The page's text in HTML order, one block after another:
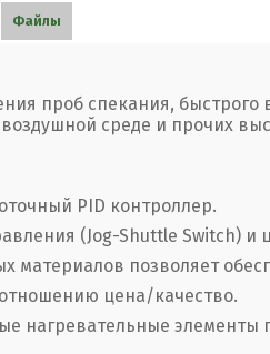
Файлы
проб спекания,
среде и прочих
PID контроллер.
(Jog-Shuttle Switch) и
материалов позволяет
цена/качество.
нагревательные элементы